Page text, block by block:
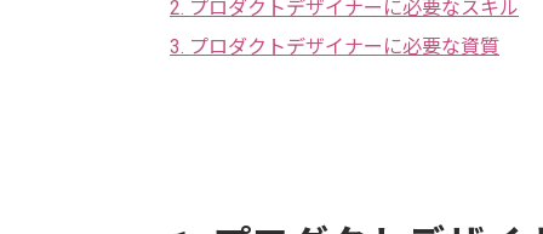
2. プロダクトデザイナーに必要なスキル
3. プロダクトデザイナーに必要な資質